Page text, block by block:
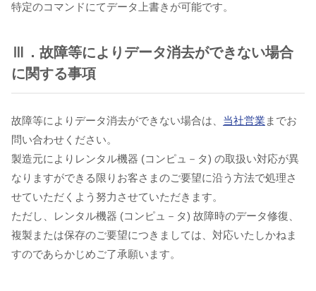
特定のコマンドにてデータ上書きが可能です。
Ⅲ．故障等によりデータ消去ができない場合
に関する事項
故障等によりデータ消去ができない場合は、 当社営業 までお
問い合わせください。
製造元によりレンタル機器 (コンピュ－タ) の取扱い対応が異
なりますができる限りお客さまのご要望に沿う方法で処理さ
せていただくよう努力させていただきます。
ただし、レンタル機器 (コンピュ－タ) 故障時のデータ修復、
複製または保存のご要望につきましては、対応いたしかねま
すのであらかじめご了承願います。